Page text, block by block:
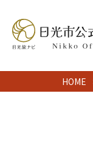
HOME